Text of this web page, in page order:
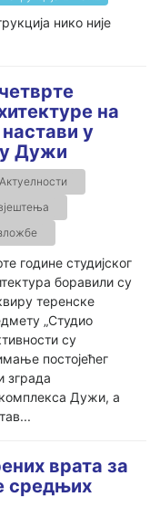
нико није
на
у
Дужи
Актуелности
године студијског
боравили су
теренске
„Студио
су
постојећег
зграда
Дужи, а
врата за
средњих